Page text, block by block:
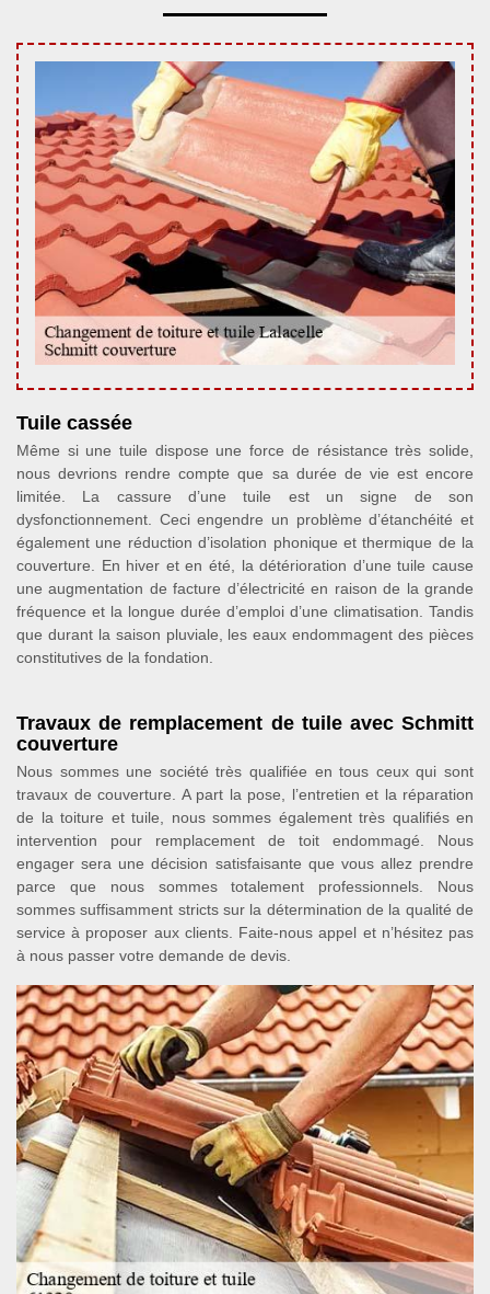
Tuile cassée
Même si une tuile dispose une force de résistance très solide,
nous devrions rendre compte que sa durée de vie est encore
limitée. La cassure d’une tuile est un signe de son
dysfonctionnement. Ceci engendre un problème d’étanchéité et
également une réduction d’isolation phonique et thermique de la
couverture. En hiver et en été, la détérioration d’une tuile cause
une augmentation de facture d’électricité en raison de la grande
fréquence et la longue durée d’emploi d’une climatisation. Tandis
que durant la saison pluviale, les eaux endommagent des pièces
constitutives de la fondation.
Travaux de remplacement de tuile avec Schmitt
couverture
Nous sommes une société très qualifiée en tous ceux qui sont
travaux de couverture. A part la pose, l’entretien et la réparation
de la toiture et tuile, nous sommes également très qualifiés en
intervention pour remplacement de toit endommagé. Nous
engager sera une décision satisfaisante que vous allez prendre
parce que nous sommes totalement professionnels. Nous
sommes suffisamment stricts sur la détermination de la qualité de
service à proposer aux clients. Faite-nous appel et n’hésitez pas
à nous passer votre demande de devis.